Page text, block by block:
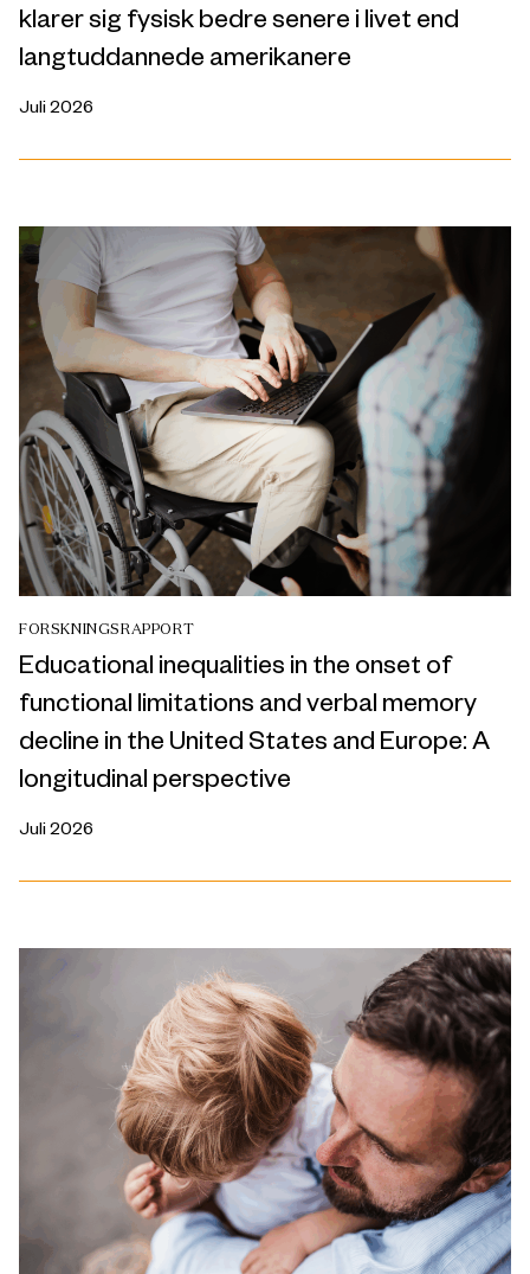
klarer sig fysisk bedre senere i livet end
langtuddannede amerikanere
Juli 2026
FORSKNINGSRAPPORT
Educational inequalities in the onset of
functional limitations and verbal memory
decline in the United States and Europe: A
longitudinal perspective
Juli 2026